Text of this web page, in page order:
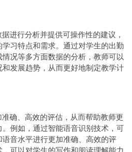
进行分析并提供可操作性的建议，
习特点和需求。通过对学生的出勤
况等多方面数据的分析，教师可以
发展趋势，从而更好地制定教学计
确、高效的评估，从而帮助教师更
例如，通过智能语音识别技术，可
音水平进行更加准确、高效的评
可以对学生的写作和阅读理解能力